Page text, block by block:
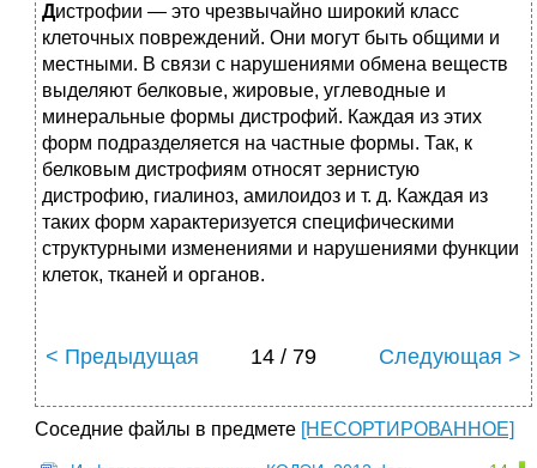
Дистрофии — это чрезвычайно широкий класс
клеточных повреждений. Они могут быть общими и
местными. В связи с нарушениями обмена веществ
выделяют белковые, жировые, углеводные и
минеральные формы дистрофий. Каждая из этих
форм подразделяется на частные формы. Так, к
белковым дистрофиям относят зернистую
дистрофию, гиалиноз, амилоидоз и т. д. Каждая из
таких форм характеризуется специфическими
структурными изменениями и нарушениями функции
клеток, тканей и органов.
< Предыдущая 14 / 79 Следующая >
Соседние файлы в предмете [НЕСОРТИРОВАННОЕ]